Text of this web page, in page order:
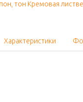
Характеристики